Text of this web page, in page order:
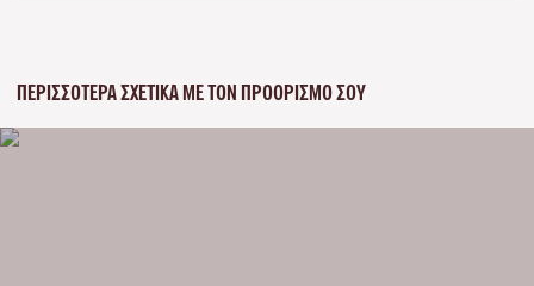
ΠΕΡΙΣΣΌΤΕΡΑ ΣΧΕΤΙΚΆ ΜΕ ΤΟΝ ΠΡΟΟΡΙΣΜΌ ΣΟΥ